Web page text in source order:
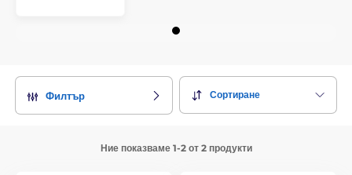
Филтър Сортиране
Ние показваме 1-2 от 2 продукти